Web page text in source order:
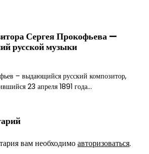
Сергея Прокофьева —
русской музыки
– выдающийся русский композитор,
23 апреля 1891 года…
вам необходимоавторизоваться.